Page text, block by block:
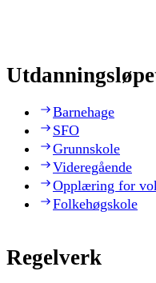
Barnehage
SFO
Grunnskole
Videregående
Opplæring for
Folkehøgskole
Regelverk